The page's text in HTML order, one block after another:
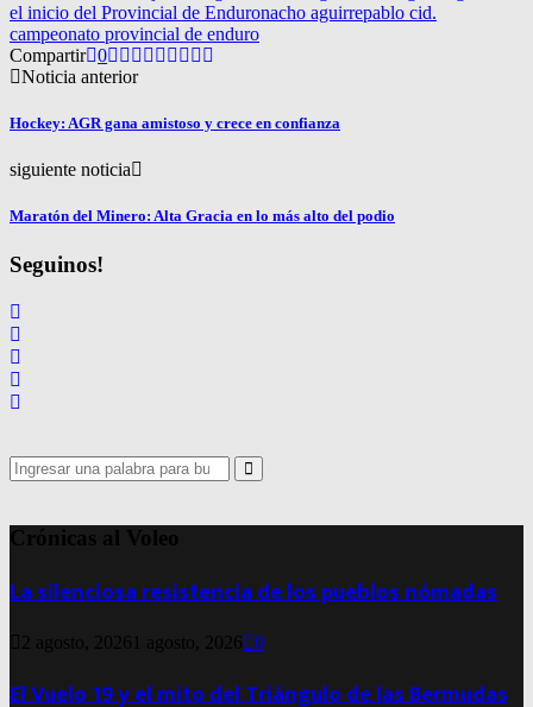
el inicio del Provincial de Enduronacho aguirrepablo cid.
campeonato provincial de enduro
Compartir 0
Noticia anterior
Hockey: AGR gana amistoso y crece en confianza
siguiente noticia
Maratón del Minero: Alta Gracia en lo más alto del podio
Seguinos!
Search
for:
Search
Crónicas al Voleo
La silenciosa resistencia de los pueblos nómadas
2 agosto, 2026 1 agosto, 2026 0
El Vuelo 19 y el mito del Triángulo de las Bermudas